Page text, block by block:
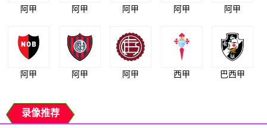
阿甲 阿甲 阿甲 阿甲 阿甲
阿甲 阿甲 阿甲 西甲 巴西甲
录像推荐